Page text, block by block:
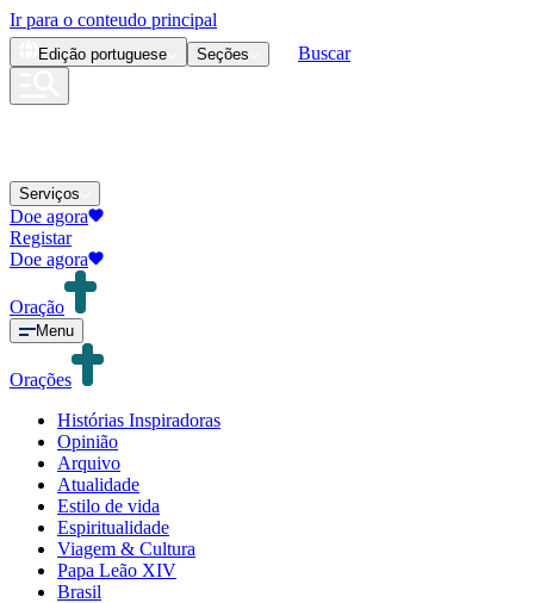
Ir para o conteudo principal
Edição portuguese Seções Buscar
Serviços
Doe agora
Registar
Doe agora
Oração
Menu
Orações
Histórias Inspiradoras
Opinião
Arquivo
Atualidade
Estilo de vida
Espiritualidade
Viagem & Cultura
Papa Leão XIV
Brasil